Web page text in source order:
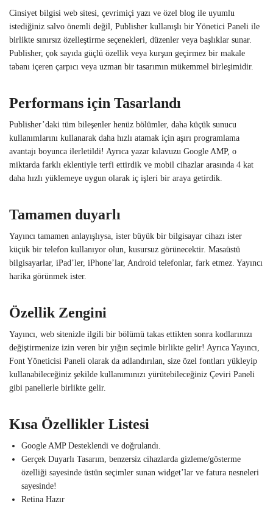
Cinsiyet bilgisi web sitesi, çevrimiçi yazı ve özel blog ile uyumlu
istediğiniz salvo önemli değil, Publisher kullanışlı bir Yönetici Paneli ile
birlikte sınırsız özelleştirme seçenekleri, düzenler veya başlıklar sunar.
Publisher, çok sayıda güçlü özellik veya kurşun geçirmez bir makale
tabanı içeren çarpıcı veya uzman bir tasarımın mükemmel birleşimidir.
Performans için Tasarlandı
Publisher’daki tüm bileşenler henüz bölümler, daha küçük sunucu
kullanımlarını kullanarak daha hızlı atamak için aşırı programlama
avantajı boyunca ilerletildi! Ayrıca yazar kılavuzu Google AMP, o
miktarda farklı eklentiyle terfi ettirdik ve mobil cihazlar arasında 4 kat
daha hızlı yüklemeye uygun olarak iç işleri bir araya getirdik.
Tamamen duyarlı
Yayıncı tamamen anlayışlıysa, ister büyük bir bilgisayar cihazı ister
küçük bir telefon kullanıyor olun, kusursuz görünecektir. Masaüstü
bilgisayarlar, iPad’ler, iPhone’lar, Android telefonlar, fark etmez. Yayıncı
harika görünmek ister.
Özellik Zengini
Yayıncı, web sitenizle ilgili bir bölümü takas ettikten sonra kodlarınızı
değiştirmenize izin veren bir yığın seçimle birlikte gelir! Ayrıca Yayıncı,
Font Yöneticisi Paneli olarak da adlandırılan, size özel fontları yükleyip
kullanabileceğiniz şekilde kullanımınızı yürütebileceğiniz Çeviri Paneli
gibi panellerle birlikte gelir.
Kısa Özellikler Listesi
Google AMP Desteklendi ve doğrulandı.
Gerçek Duyarlı Tasarım, benzersiz cihazlarda gizleme/gösterme
özelliği sayesinde üstün seçimler sunan widget’lar ve fatura nesneleri
sayesinde!
Retina Hazır